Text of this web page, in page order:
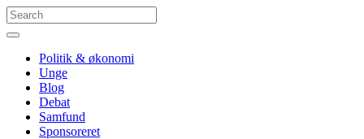
Politik & økonomi
Unge
Blog
Debat
Samfund
Sponsoreret